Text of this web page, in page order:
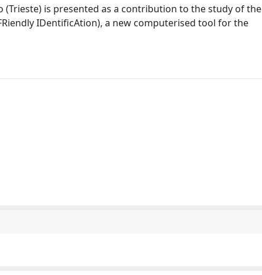
is presented as a contribution to the study of the
IDentificAtion), a new computerised tool for the